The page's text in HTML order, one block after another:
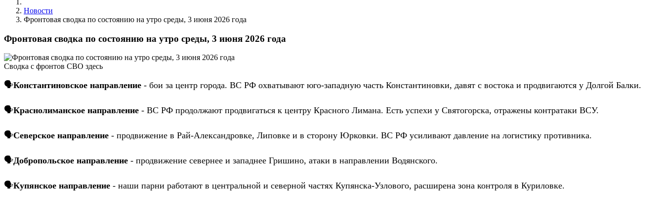
Новости
Фронтовая сводка по состоянию на утро среды, 3 июня 2026 года
Фронтовая сводка по состоянию на утро среды, 3 июня 2026 года
Сводка с фронтов СВО здесь
🗣Константиновское направление - бои за центр города. ВС РФ охватывают юго-западную часть Константиновки, давят с востока и продвигаются у Долгой Балки.
🗣Краснолиманское направление - ВС РФ продолжают продвигаться к центру Красного Лимана. Есть успехи у Святогорска, отражены контратаки ВСУ.
🗣Северское направление - продвижение в Рай-Александровке, Липовке и в сторону Юрковки. ВС РФ усиливают давление на логистику противника.
🗣Добропольское направление - продвижение севернее и западнее Гришино, атаки в направлении Водянского.
🗣Купянское направление - наши парни работают в центральной и северной частях Купянска-Узлового, расширена зона контроля в Куриловке.